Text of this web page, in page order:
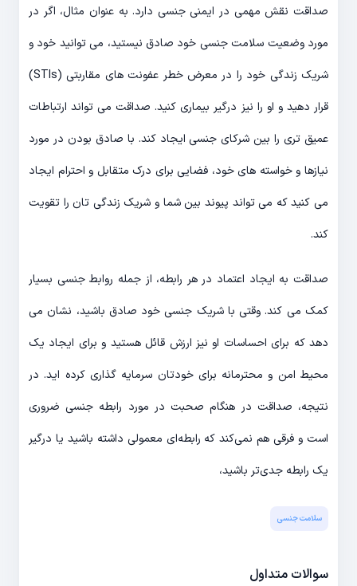
صداقت نقش مهمی در ایمنی جنسی دارد. به عنوان مثال، اگر در
مورد وضعیت سلامت جنسی خود صادق نیستید، می توانید خود و
شریک زندگی خود را در معرض خطر عفونت های مقاربتی (STIs)
قرار دهید و او را نیز درگیر بیماری کنید. صداقت می تواند ارتباطات
عمیق تری را بین شرکای جنسی ایجاد کند. با صادق بودن در مورد
نیازها و خواسته های خود، فضایی برای درک متقابل و احترام ایجاد
می کنید که می تواند پیوند بین شما و شریک زندگی تان را تقویت
کند.
صداقت به ایجاد اعتماد در هر رابطه، از جمله روابط جنسی بسیار
کمک می کند. وقتی با شریک جنسی خود صادق باشید، نشان می
دهد که برای احساسات او نیز ارزش قائل هستید و برای ایجاد یک
محیط امن و محترمانه برای خودتان سرمایه گذاری کرده اید. در
نتیجه، صداقت در هنگام صحبت در مورد رابطه جنسی ضروری
است و فرقی هم نمی‌کند که رابطه‌ای معمولی داشته باشید یا درگیر
یک رابطه جدی‌تر باشید،
سلامت جنسی
سوالات متداول